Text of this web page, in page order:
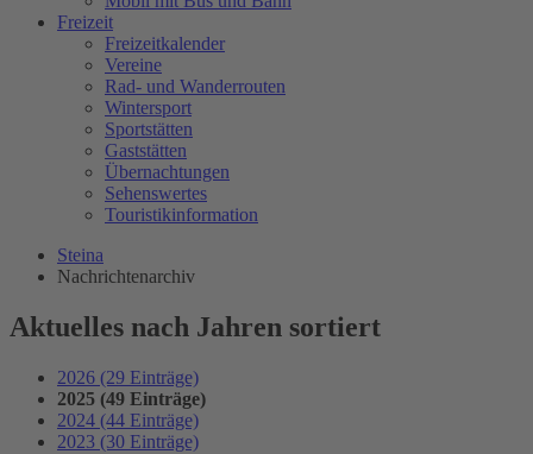
Freizeit
Freizeitkalender
Vereine
Rad- und Wanderrouten
Wintersport
Sportstätten
Gaststätten
Übernachtungen
Sehenswertes
Touristikinformation
Steina
Nachrichtenarchiv
Aktuelles nach Jahren sortiert
2026 (29 Einträge)
2025 (49 Einträge)
2024 (44 Einträge)
2023 (30 Einträge)